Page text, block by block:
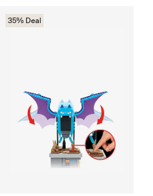
35% Deal